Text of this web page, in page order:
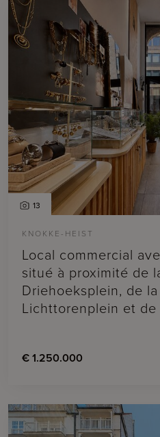
13
KNOKKE-HEIST
Local commercial
situé à proximité de
Driehoeksplein, de
Lichttorenplein et de
€ 1.250.000